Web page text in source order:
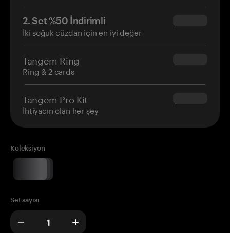
2. Set %50 İndirimli
İki soğuk cüzdan için en iyi değer
$34.95
Tangem Ring
Ring & 2 cards
$160.00
Tangem Pro Kit
İhtiyacın olan her şey
$180.00
Koleksiyon
Set sayısı